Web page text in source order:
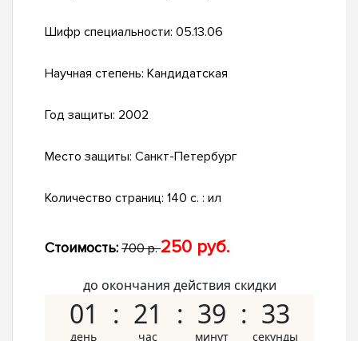
Шифр специальности: 05.13.06
Научная степень: Кандидатская
Год защиты: 2002
Место защиты: Санкт-Петербург
Количество страниц: 140 с. : ил
Стоимость: 700 р.250 руб.
до окончания действия скидки
01 21 39 32